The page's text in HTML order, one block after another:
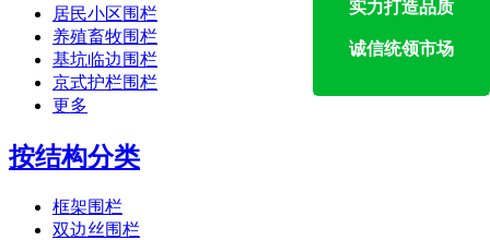
居民小区围栏
养殖畜牧围栏
基坑临边围栏
京式护栏围栏
更多
按结构分类
框架围栏
双边丝围栏
实力打造品质
诚信统领市场